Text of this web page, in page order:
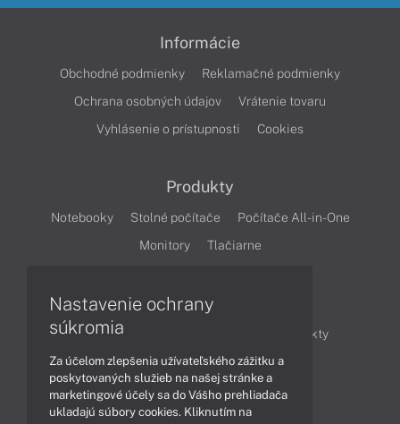
Informácie
Obchodné podmienky
Reklamačné podmienky
Ochrana osobných údajov
Vrátenie tovaru
Vyhlásenie o prístupnosti
Cookies
Produkty
Notebooky Stolné počítače
Počítače All-in-One
Monitory
Tlačiarne
Články
Obchodné informácie
Produkty
Technológie
Videá
Obsah
Nastavenie ochrany
súkromia
Za účelom zlepšenia užívateľského zážitku a
poskytovaných služieb na našej stránke a
marketingové účely sa do Vášho prehliadača
ukladajú súbory cookies. Kliknutím na